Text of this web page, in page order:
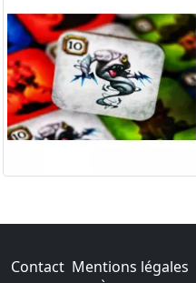
Contact Mentions légales